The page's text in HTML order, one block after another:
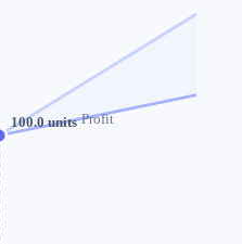
100.0units Profit